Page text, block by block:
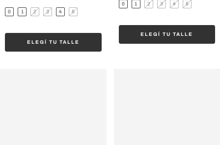
0 1 2 3 4 5
ELEGÍ TU TALLE
0 1 2 3 4 5
ELEGÍ TU TALLE